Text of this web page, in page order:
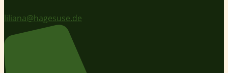
liliana@hagesuse.de